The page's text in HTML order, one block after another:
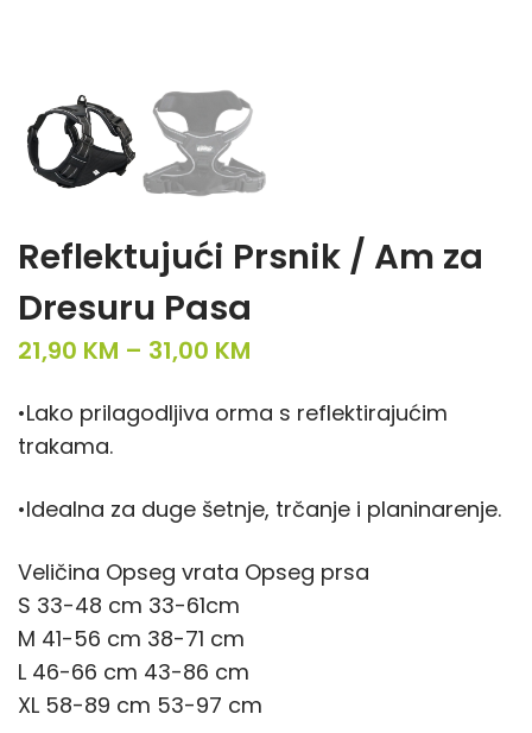
Reflektujući Prsnik / Am za
Dresuru Pasa
21,90 KM – 31,00 KM
i
r
n
2
•Lako prilagodljiva orma s reflektirajućim
trakama.
•Idealna za duge šetnje, trčanje i planinarenje.
Veličina Opseg vrata Opseg prsa
S 33-48 cm 33-61cm
M 41-56 cm 38-71 cm
L 46-66 cm 43-86 cm
XL 58-89 cm 53-97 cm